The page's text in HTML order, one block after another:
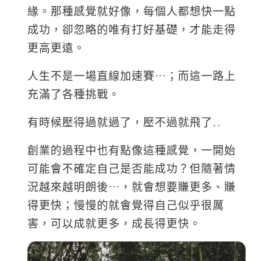
緣。那種感覺就好像，每個人都想快一點
成功，卻忽略的唯有打好基礎，才能走得
更高更遠。
人生不是一場直線加速賽…；而這一路上
充滿了各種挑戰。
有時候壓得過就過了，壓不過就飛了..
創業的過程中也有點像這種感覺，一開始
可能會不確定自己是否能成功？但隨著情
況越來越明朗後…，就會想要賺更多、賺
得更快；慢慢的就會覺得自己似乎很厲
害，可以成就更多，成長得更快。